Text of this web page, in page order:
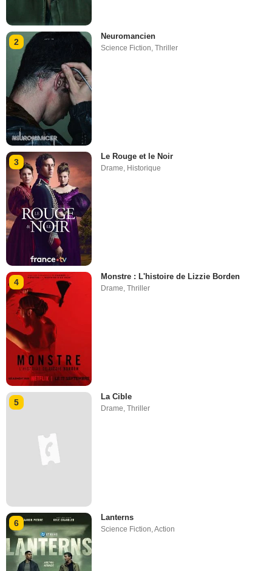
2
Neuromancien
Science Fiction ,Thriller
3
Le Rouge et le Noir
Drame, Historique
4
Monstre : L'histoire de Lizzie Borden
Drame,Thriller
5
La Cible
Drame,Thriller
6
Lanterns
Science Fiction ,Action